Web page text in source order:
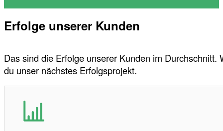
Erfolge unserer Kunden
Das sind die Erfolge unserer Kunden im Durchschnitt.
du unser nächstes Erfolgsprojekt.